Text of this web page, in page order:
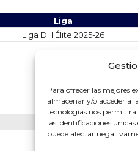
Para ofrecer las mejores
almacenar y/o acceder a
tecnologías nos
las identificaciones
puede afectar
Liga
Liga DH Élite 2025-26